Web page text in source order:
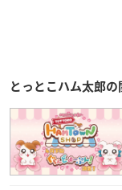
とっとこハム太郎の